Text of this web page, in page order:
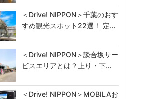
＜Drive! NIPPON＞千葉のおす
すめ観光スポット22選！ 定…
＜Drive! NIPPON＞談合坂サー
ビスエリアとは？上り・下…
＜Drive! NIPPON＞MOBILAお